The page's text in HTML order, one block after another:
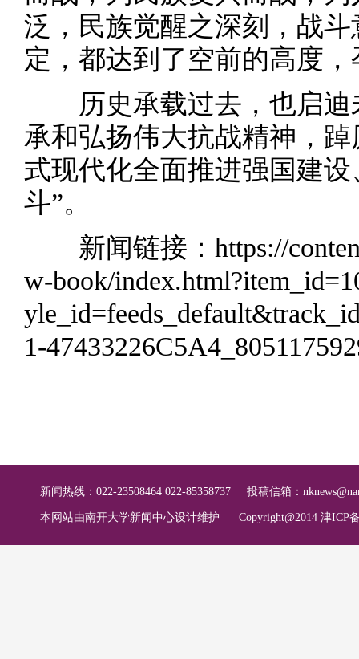
泛，民族觉醒之深刻，战
定，都达到了空前的高度
历史承载过去，也启迪
承和弘扬伟大抗战精神，
式现代化全面推进强国建
斗”。
新闻链接： https://
w-book/
1-
新闻热线：022-23508464 022-85358737 投稿信箱：
本网站由南开大学新闻中心设计维护 Copyright@2014 津ICP